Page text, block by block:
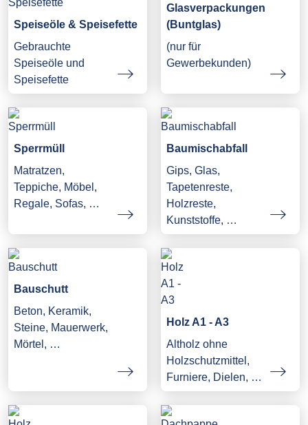
Speiseöle & Speisefette
Gebrauchte
Speiseöle und
Speisefette
Glasverpackungen
(Buntglas)
(nur für
Gewerbekunden)
Sperrmüll
Matratzen,
Teppiche, Möbel,
Regale, Sofas, …
Baumischabfall
Gips, Glas,
Tapetenreste,
Holzreste,
Kunststoffe, …
Bauschutt
Beton, Keramik,
Steine, Mauerwerk,
Mörtel, …
Holz A1 - A3
Altholz ohne
Holzschutzmittel,
Furniere, Dielen, …